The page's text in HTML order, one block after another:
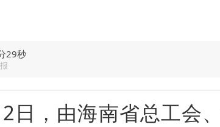
29秒
日，由海南省总工会